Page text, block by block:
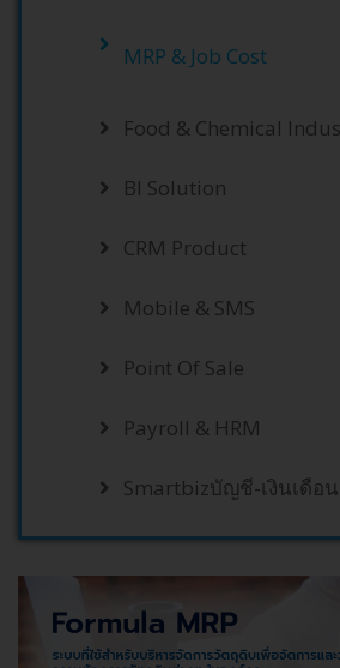
MRP & Job Cost
Food & Chemical
BI Solution
CRM Product
Mobile & SMS
Point Of Sale
Payroll & HRM
Smartbizบัญชี-เงินเดือ